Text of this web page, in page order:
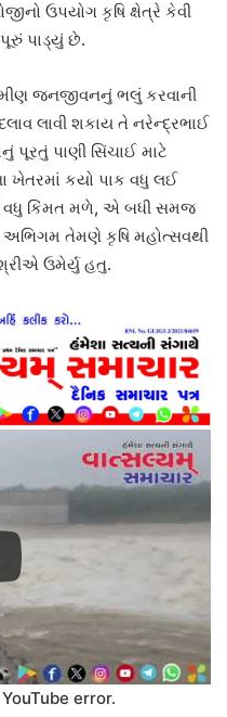
ઉપયોગ કૃષિ ક્ષેત્રે કેવી
પાડ્યું છે.
જનજીવનનું ભલું કરવાની
લાવી શકાય તે નરેન્દ્રભાઈ
પૂરતું પાણી સિંચાઈ માટે
ખેતરમાં કયો પાક વધુ લઈ
વધુ કિંમત મળે, એ બધી સમજ
તેમણે કૃષિ મહોત્સવથી
ઉમેર્યુ હતુ.
error.